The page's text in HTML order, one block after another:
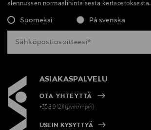
alennuksen normaalihintaisesta kertaostoksesta.
Suomeksi På svenska
ASIAKASPALVELU
OTA YHTEYTTÄ
+358 9 1211(pvm/mpm)
USEIN KYSYTTYÄ